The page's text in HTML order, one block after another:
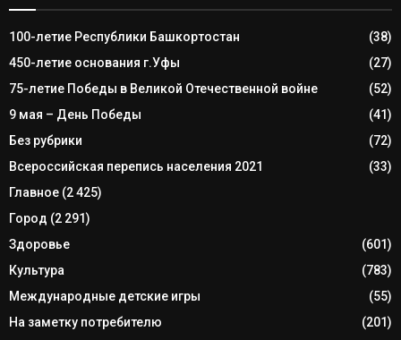
100-летие Республики Башкортостан
(38)
450-летие основания г.Уфы
(27)
75-летие Победы в Великой Отечественной войне
(52)
9 мая – День Победы
(41)
Без рубрики
(72)
Всероссийская перепись населения 2021
(33)
Главное (2 425)
Город (2 291)
Здоровье
(601)
Культура
(783)
Международные детские игры
(55)
На заметку потребителю
(201)